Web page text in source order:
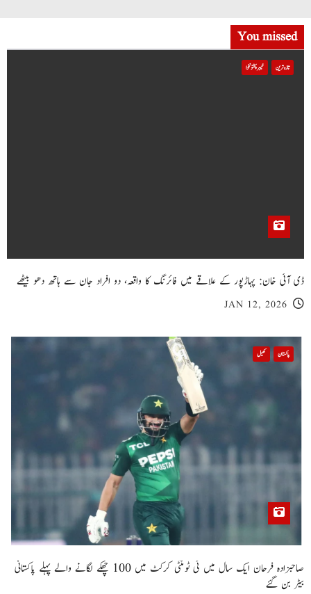
You missed
تازہ ترین خیبر پختونخوا
ڈی آئی خان: پہاڑپور کے علاقے میں فائرنگ کا واقعہ، دو افراد جان سے ہاتھ دھو بیٹھے
JAN 12, 2026
پاکستان کھیل
صاحبزادہ فرحان ایک سال میں ٹی ٹوئنٹی کرکٹ میں 100 چھکے لگانے والے پہلے پاکستانی
بیٹر بن گئے